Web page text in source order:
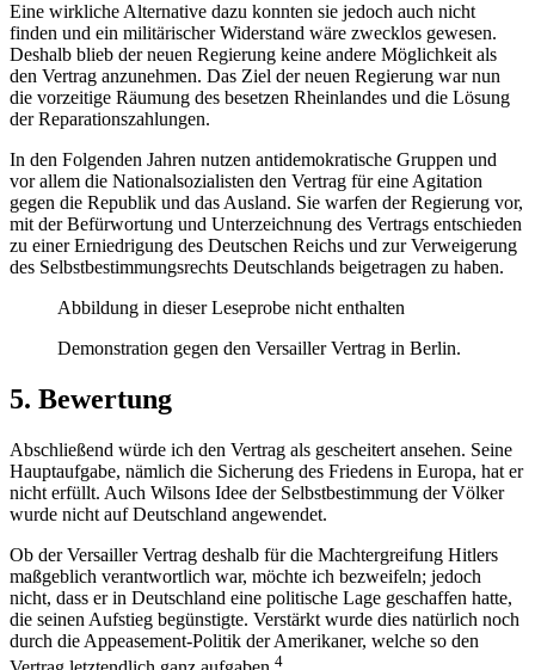
Eine wirkliche Alternative dazu konnten sie jedoch auch nicht
finden und ein militärischer Widerstand wäre zwecklos gewesen.
Deshalb blieb der neuen Regierung keine andere Möglichkeit als
den Vertrag anzunehmen. Das Ziel der neuen Regierung war nun
die vorzeitige Räumung des besetzen Rheinlandes und die Lösung
der Reparationszahlungen.
In den Folgenden Jahren nutzen antidemokratische Gruppen und
vor allem die Nationalsozialisten den Vertrag für eine Agitation
gegen die Republik und das Ausland. Sie warfen der Regierung vor,
mit der Befürwortung und Unterzeichnung des Vertrags entschieden
zu einer Erniedrigung des Deutschen Reichs und zur Verweigerung
des Selbstbestimmungsrechts Deutschlands beigetragen zu haben.
Abbildung in dieser Leseprobe nicht enthalten
Demonstration gegen den Versailler Vertrag in Berlin.
5. Bewertung
Abschließend würde ich den Vertrag als gescheitert ansehen. Seine
Hauptaufgabe, nämlich die Sicherung des Friedens in Europa, hat er
nicht erfüllt. Auch Wilsons Idee der Selbstbestimmung der Völker
wurde nicht auf Deutschland angewendet.
Ob der Versailler Vertrag deshalb für die Machtergreifung Hitlers
maßgeblich verantwortlich war, möchte ich bezweifeln; jedoch
nicht, dass er in Deutschland eine politische Lage geschaffen hatte,
die seinen Aufstieg begünstigte. Verstärkt wurde dies natürlich noch
durch die Appeasement-Politik der Amerikaner, welche so den
4